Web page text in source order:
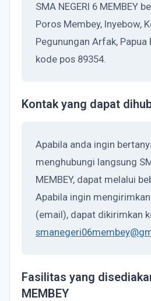
SMA NEGERI 6 MEMBEY
Poros Membey, Inyebow,
Pegunungan Arfak, Papua
kode pos 89354.
Kontak yang dapat
Apabila anda ingin
menghubungi langsung
MEMBEY, dapat melalui
Apabila ingin
(email), dapat dikirimkan
Fasilitas yang
MEMBEY